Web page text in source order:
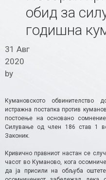
обид за
годишна
31 Авг
2020
by
Кумановското
истражна постапка против
постоење на основано
Силување од член 186 став 1
Законик.
Кривично правниот настан се
часот во Куманово, кога
да ја присили на обљуба